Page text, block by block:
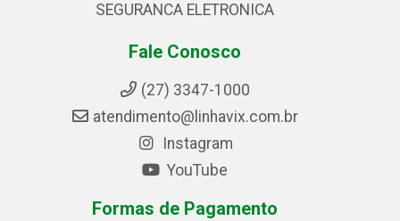
SEGURANCA ELETRONICA
Fale Conosco
(27) 3347-1000
atendimento@linhavix.com.br
Instagram
YouTube
Formas de Pagamento